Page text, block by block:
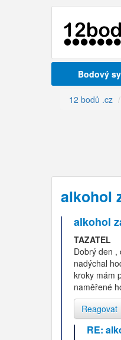
Bodový
12 bodů .cz
alkohol
alkohol
TAZATEL
Dobrý den ,
nadýchal
kroky mám
naměřené
Reagovat
RE: